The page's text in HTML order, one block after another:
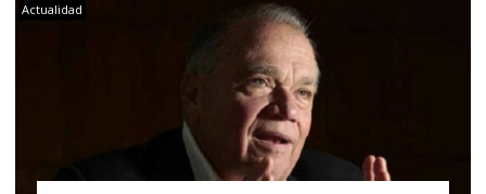
Actualidad